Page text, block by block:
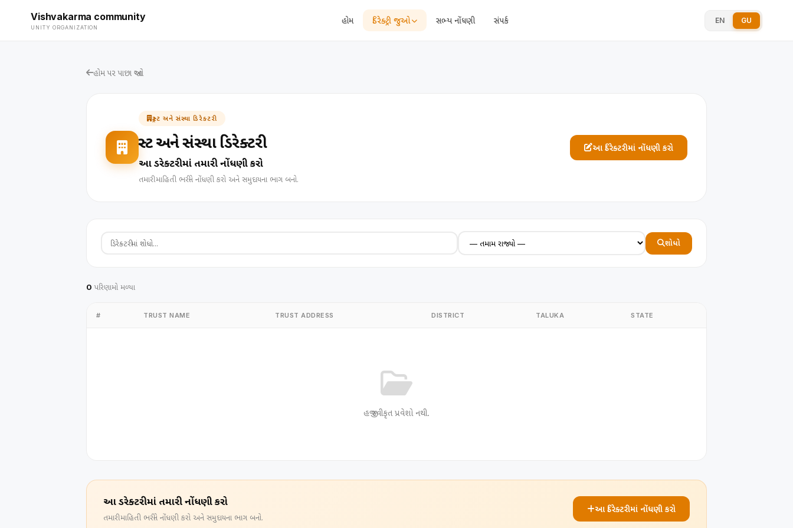
Vishvakarma community
UNITY ORGANIZATION
હોમ ડિરેક્ટ્રી જુઓ સભ્ય નોંધણી સંપર્ક EN GU
હોમ પર પાછા જાઓ
ટ્રસ્ટ અને સંસ્થા ડિરેક્ટરી
ટ્રસ્ટ અને સંસ્થા ડિરેક્ટરી
આ ડિરેક્ટરીમાં તમારી નોંધણી કરો
તમારી માહિતી ભરીને નોંધણી કરો અને સમુદાયના ભાગ બનો.
આ ડિરેક્ટરીમાં નોંધણી કરો
શોધો
0 પરિણામો મળ્યા
# TRUST NAME TRUST ADDRESS DISTRICT TALUKA STATE
હજી સ્વીકૃત પ્રવેશો નથી.
આ ડિરેક્ટરીમાં તમારી નોંધણી કરો
તમારી માહિતી ભરીને નોંધણી કરો અને સમુદાયના ભાગ બનો.
આ ડિરેક્ટરીમાં નોંધણી કરો